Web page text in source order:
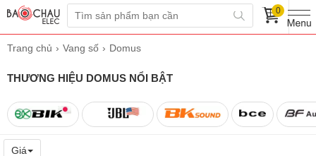
0
Trang chủ Vang số Domus
THƯƠNG HIỆU DOMUS NỔI BẬT
Giá